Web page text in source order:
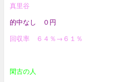
真里谷
的中なし ０円
回収率 ６４％→６１％
閑古の人